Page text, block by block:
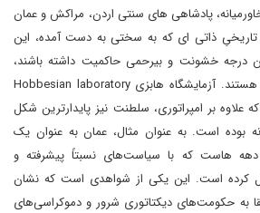
پادشاهی های سنتی اردن، مراکش و عمان
تاریخیِ ذاتی ای که به سختی به دست‌ آمده، این
درجه خشونت و بیرحمی حاکمیت داشته باشند،
هرچند نظام هایی خودکامه هستند. آزمایشگاه هابزی Hobbesian laboratory
علاوه بر امپراتوری، سلطنت نیز پایدارترین شکل
بوده است. به عنوان مثال، عمان به عنوان یک
هاست که با سیاست‌های نسبتاً پیشرفته و
کرده است. این یکی از شواهدی است که نشان
به حکومت‌های دیکتاتوری شرور و دموکراسی‌های